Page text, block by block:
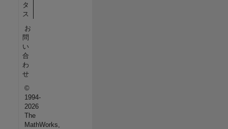
タ
ス
お
問
い
合
わ
せ
©
1994-
2026
The
MathWorks,